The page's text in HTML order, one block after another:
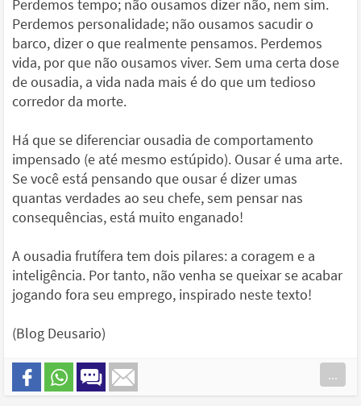
Perdemos tempo; não ousamos dizer não, nem sim.
Perdemos personalidade; não ousamos sacudir o
barco, dizer o que realmente pensamos. Perdemos
vida, por que não ousamos viver. Sem uma certa dose
de ousadia, a vida nada mais é do que um tedioso
corredor da morte.
Há que se diferenciar ousadia de comportamento
impensado (e até mesmo estúpido). Ousar é uma arte.
Se você está pensando que ousar é dizer umas
quantas verdades ao seu chefe, sem pensar nas
consequências, está muito enganado!
A ousadia frutífera tem dois pilares: a coragem e a
inteligência. Por tanto, não venha se queixar se acabar
jogando fora seu emprego, inspirado neste texto!
(Blog Deusario)
...